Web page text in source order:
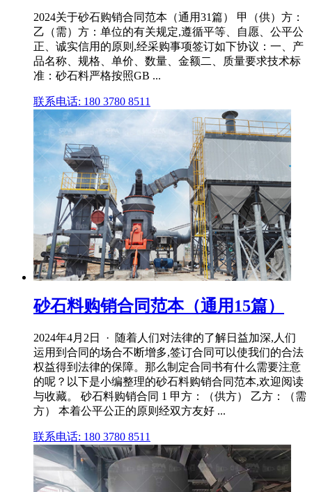
2024关于砂石购销合同范本（通用31篇） 甲（供）方：
乙（需）方：单位的有关规定,遵循平等、自愿、公平公
正、诚实信用的原则,经采购事项签订如下协议：一、产
品名称、规格、单价、数量、金额二、质量要求技术标
准：砂石料严格按照GB ...
联系电话: 180 3780 8511
砂石料购销合同范本（通用15篇）
2024年4月2日 · 随着人们对法律的了解日益加深,人们
运用到合同的场合不断增多,签订合同可以使我们的合法
权益得到法律的保障。那么制定合同书有什么需要注意
的呢？以下是小编整理的砂石料购销合同范本,欢迎阅读
与收藏。 砂石料购销合同 1 甲方：（供方） 乙方：（需
方） 本着公平公正的原则经双方友好 ...
联系电话: 180 3780 8511